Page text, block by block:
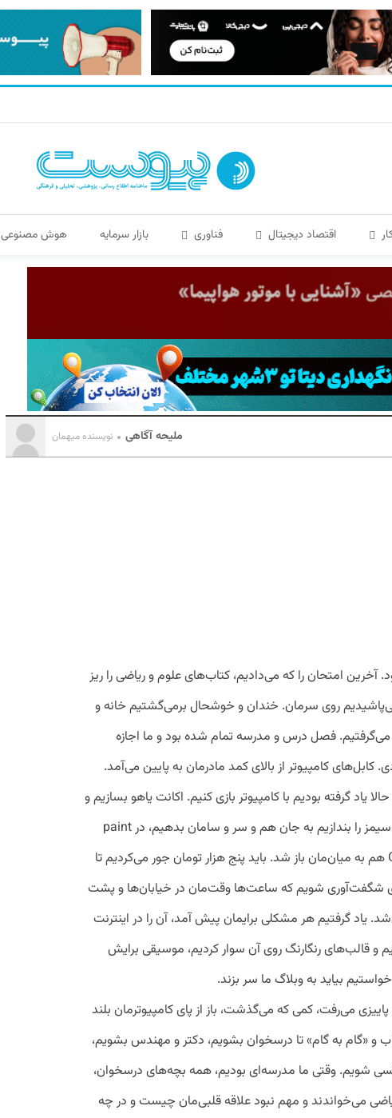
اقتصاد دیجیتال فناوری بازار سرمایه هوش مصنوعی
ملیحه آگاهی نویسنده میهمان
امتحان را که می‌دادیم، کتاب‌های علوم و ریاضی را ریز
روی سرمان. خندان و خوشحال برمی‌گشتیم خانه و
می‌گرفتیم. فصل درس و مدرسه تمام شده بود و ما اجازه
کابل‌های کامپیوتر از بالای کمد مادرمان به پایین می‌‌آمد.
یاد گرفته بودیم با کامپیوتر بازی کنیم. اکانت یاهو بسازیم و
با غریبه‌ها چت کنیم. آدم‌های سیمز را بندازیم به جان هم و سر و سامان بدهیم، در paint
نقاشی بکشیم. کم‌کم پای GTA هم به میان‌مان باز شد. باید پنج هزار تومان جور می‌کردیم تا
شگفت‌آوری شویم که ساعت‌ها وقت‌مان در خیابان‌ها و پشت
گرفتیم هر مشکلی برایمان پیش آمد، آن را در اینترنت
قالب‌های رنگارنگ روی آن سوار کردیم، موسیقی برایش
بیاید به وبلاگ ما سر بزند.
می‌رفت، کمی که می‌گذشت، باز از پای کامپیوترمان بلند
و «گام به گام» تا درسخوان بشویم، دکتر و مهندس بشویم،
شویم. وقتی ما مدرسه‌ای بودیم، همه بچه‌های درسخوان،
می‌خواندند و مهم نبود علاقه قلبی‌مان چیست و در چه